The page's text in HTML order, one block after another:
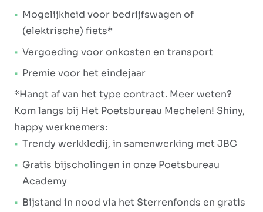
Mogelijkheid voor bedrijfswagen of
(elektrische) fiets*
Vergoeding voor onkosten en transport
Premie voor het eindejaar
*Hangt af van het type contract. Meer weten?
Kom langs bij Het Poetsbureau Mechelen! Shiny,
happy werknemers:
Trendy werkkledij, in samenwerking met JBC
Gratis bijscholingen in onze Poetsbureau
Academy
Bijstand in nood via het Sterrenfonds en gratis